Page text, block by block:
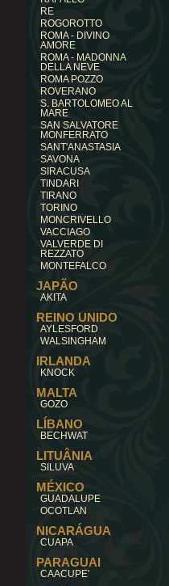
RE
ROGOROTTO
ROMA - DIVINO
AMORE
ROMA - MADONNA
DELLA NEVE
ROMA POZZO
ROVERANO
S. BARTOLOMEO AL
MARE
SAN SALVATORE
MONFERRATO
SANT'ANASTASIA
SAVONA
SIRACUSA
TINDARI
TIRANO
TORINO
MONCRIVELLO
VACCIAGO
VALVERDE DI
REZZATO
MONTEFALCO
JAPÃO
AKITA
REINO UNIDO
AYLESFORD
WALSINGHAM
IRLANDA
KNOCK
MALTA
GOZO
LÍBANO
BECHWAT
LITUÂNIA
SILUVA
MÉXICO
GUADALUPE
OCOTLAN
NICARÁGUA
CUAPA
PARAGUAI
CAACUPE'